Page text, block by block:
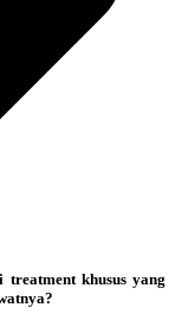
khusus yang